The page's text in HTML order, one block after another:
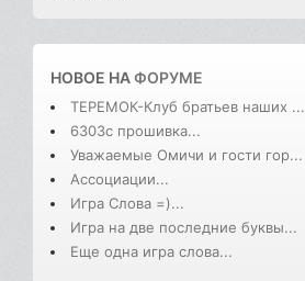
НОВОЕ НАФОРУМЕ
ТЕРЕМОК-Клуб братьев наших ...
6303с прошивка...
Уважаемые Омичи и гости гор...
Ассоциации...
Игра Слова =)...
Игра на две последние буквы...
Еще одна игра слова...